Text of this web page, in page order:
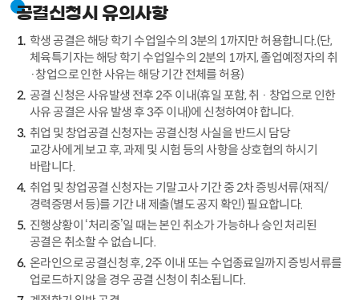
공결신청시 유의사항
학생 공결은 해당 학기 수업일수의 3분의 1까지만 허용합니다.(단,
체육특기자는 해당 학기 수업일수의 2분의 1까지, 졸업예정자의 취
·창업으로 인한 사유는 해당 기간 전체를 허용)
공결 신청은 사유발생 전후 2주 이내(휴일 포함, 취 · 창업으로 인한
사유 공결은 사유 발생 후 3주 이내)에 신청하여야 합니다.
취업 및 창업공결 신청자는 공결신청 사실을 반드시 담당
교강사에게 보고 후, 과제 및 시험 등의 사항을 상호협의 하시기
바랍니다.
취업 및 창업공결 신청자는 기말고사 기간 중 2차 증빙서류(재직/
경력증명서 등)를 기간 내 제출(별도 공지 확인) 필요합니다.
진행상황이 ‘처리중’일 때는 본인 취소가 가능하나 승인 처리된
공결은 취소할 수 없습니다.
온라인으로 공결신청 후, 2주 이내 또는 수업종료일까지 증빙서류를
업로드하지 않을 경우 공결 신청이 취소됩니다.